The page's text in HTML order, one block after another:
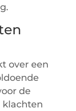
over een
de
klachten